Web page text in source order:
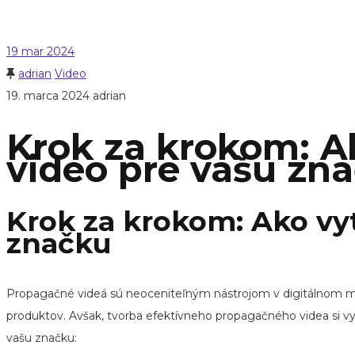
19 mar 2024
adrian Video
19. marca 2024 adrian
Krok za krokom:
video pre vašu
Krok za krokom: Ako
značku
Propagačné videá sú neoceniteľným nástrojom v digitálnom
produktov. Avšak, tvorba efektívneho propagačného videa si
vašu značku: